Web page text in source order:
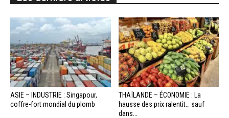
ASIE – INDUSTRIE : Singapour,
coffre-fort mondial du plomb
THAÏLANDE – ÉCONOMIE : La
hausse des prix ralentit… sauf
dans...